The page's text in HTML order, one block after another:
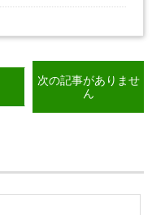
次の記事がありませ
ん